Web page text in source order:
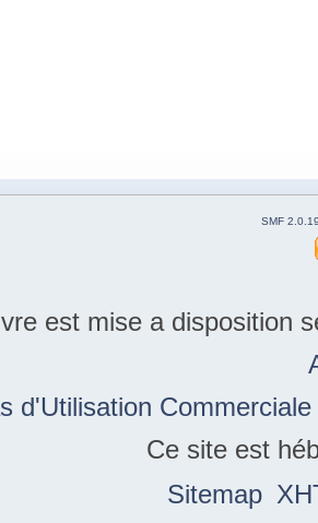
SMF
est mise a disposition
d'Utilisation
Ce site est
Sitemap